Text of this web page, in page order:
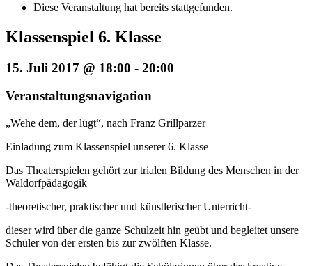
Diese Veranstaltung hat bereits stattgefunden.
Klassenspiel 6. Klasse
15. Juli 2017 @ 18:00 - 20:00
Veranstaltungsnavigation
„Wehe dem, der lügt“, nach Franz Grillparzer
Einladung zum Klassenspiel unserer 6. Klasse
Das Theaterspielen gehört zur trialen Bildung des Menschen in der
Waldorfpädagogik
-theoretischer, praktischer und künstlerischer Unterricht-
dieser wird über die ganze Schulzeit hin geübt und begleitet unsere
Schüler von der ersten bis zur zwölften Klasse.